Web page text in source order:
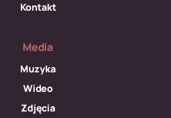
Kontakt
Media
Muzyka
Wideo
Zdjęcia